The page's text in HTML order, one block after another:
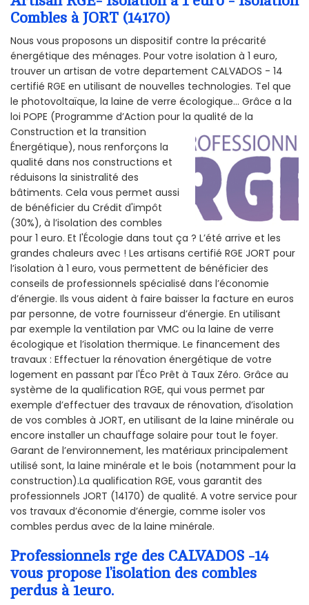
Combles à JORT (14170)
Nous vous proposons un dispositif contre la précarité
énergétique des ménages. Pour votre isolation à 1 euro,
trouver un artisan de votre departement CALVADOS - 14
certifié RGE en utilisant de nouvelles technologies. Tel que
le photovoltaïque, la laine de verre écologique... Grâce a la
loi POPE (Programme d’Action pour la qualité de la
Construction et la transition
Énergétique), nous renforçons la
qualité dans nos constructions et
réduisons la sinistralité des
bâtiments. Cela vous permet aussi
de bénéficier du Crédit d'impôt
(30%), à l’isolation des combles
pour 1 euro. Et l'Écologie dans tout ça ? L’été arrive et les
grandes chaleurs avec ! Les artisans certifié RGE JORT pour
l’isolation à 1 euro, vous permettent de bénéficier des
conseils de professionnels spécialisé dans l’économie
d’énergie. Ils vous aident à faire baisser la facture en euros
par personne, de votre fournisseur d’énergie. En utilisant
par exemple la ventilation par VMC ou la laine de verre
écologique et l’isolation thermique. Le financement des
travaux : Effectuer la rénovation énergétique de votre
logement en passant par l'Éco Prêt à Taux Zéro. Grâce au
système de la qualification RGE, qui vous permet par
exemple d’effectuer des travaux de rénovation, d’isolation
de vos combles à JORT, en utilisant de la laine minérale ou
encore installer un chauffage solaire pour tout le foyer.
Garant de l’environnement, les matériaux principalement
utilisé sont, la laine minérale et le bois (notamment pour la
construction).La qualification RGE, vous garantit des
professionnels JORT (14170) de qualité. A votre service pour
vos travaux d’économie d’énergie, comme isoler vos
combles perdus avec de la laine minérale.
Professionnels rge des CALVADOS -14
vous propose l’isolation des combles
perdus à 1euro.